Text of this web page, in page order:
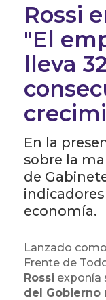
Rossi
"El
lleva
En la
sobre la
de
economía.
Lanzado
Frente de
Rossi exponía
del Gobierno